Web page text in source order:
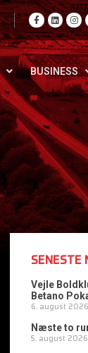
BUSINESS
SENESTE
Vejle
Betano
6. august 2026
Næste to
5. august 2026